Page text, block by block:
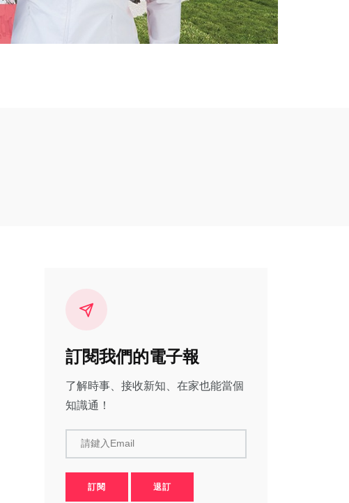
訂閱我們的電子報
了解時事、接收新知、在家也能當個
知識通！
請鍵入Email
訂閱 退訂